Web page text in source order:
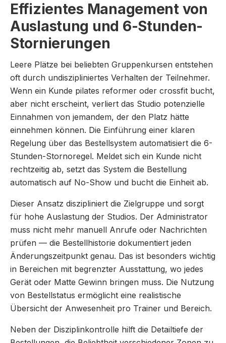
Effizientes Management von
Auslastung und 6-Stunden-
Stornierungen
Leere Plätze bei beliebten Gruppenkursen entstehen
oft durch undiszipliniertes Verhalten der Teilnehmer.
Wenn ein Kunde pilates reformer oder crossfit bucht,
aber nicht erscheint, verliert das Studio potenzielle
Einnahmen von jemandem, der den Platz hätte
einnehmen können. Die Einführung einer klaren
Regelung über das Bestellsystem automatisiert die 6-
Stunden-Stornoregel. Meldet sich ein Kunde nicht
rechtzeitig ab, setzt das System die Bestellung
automatisch auf No-Show und bucht die Einheit ab.
Dieser Ansatz diszipliniert die Zielgruppe und sorgt
für hohe Auslastung der Studios. Der Administrator
muss nicht mehr manuell Anrufe oder Nachrichten
prüfen — die Bestellhistorie dokumentiert jeden
Änderungszeitpunkt genau. Das ist besonders wichtig
in Bereichen mit begrenzter Ausstattung, wo jedes
Gerät oder Matte Gewinn bringen muss. Die Nutzung
von Bestellstatus ermöglicht eine realistische
Übersicht der Anwesenheit pro Trainer und Bereich.
Neben der Disziplinkontrolle hilft die Detailtiefe der